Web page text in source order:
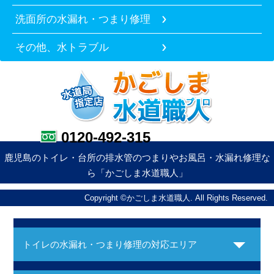
洗面所の水漏れ・つまり修理
その他、水トラブル
0120-492-315
鹿児島のトイレ・台所の排水管のつまりやお風呂・水漏れ修理な
ら「かごしま水道職人」
Copyright ©かごしま水道職人. All Rights Reserved.
トイレの水漏れ・つまり修理の対応エリア